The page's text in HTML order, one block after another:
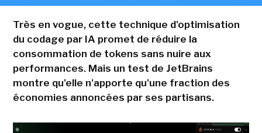
Très en vogue, cette technique d'optimisation
du codage par IA promet de réduire la
consommation de tokens sans nuire aux
performances. Mais un test de JetBrains
montre qu'elle n'apporte qu'une fraction des
économies annoncées par ses partisans.